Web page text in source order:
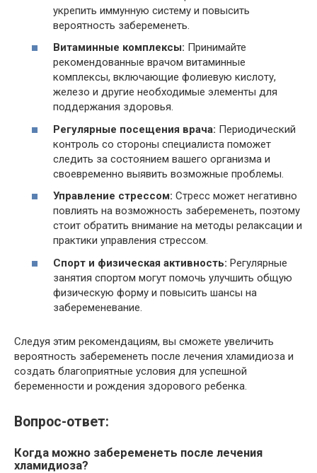
укрепить иммунную систему и повысить
вероятность забеременеть.
Витаминные комплексы: Принимайте
рекомендованные врачом витаминные
комплексы, включающие фолиевую кислоту,
железо и другие необходимые элементы для
поддержания здоровья.
Регулярные посещения врача: Периодический
контроль со стороны специалиста поможет
следить за состоянием вашего организма и
своевременно выявить возможные проблемы.
Управление стрессом: Стресс может негативно
повлиять на возможность забеременеть, поэтому
стоит обратить внимание на методы релаксации и
практики управления стрессом.
Спорт и физическая активность: Регулярные
занятия спортом могут помочь улучшить общую
физическую форму и повысить шансы на
забеременевание.
Следуя этим рекомендациям, вы сможете увеличить
вероятность забеременеть после лечения хламидиоза и
создать благоприятные условия для успешной
беременности и рождения здорового ребенка.
Вопрос-ответ:
Когда можно забеременеть после лечения
хламидиоза?